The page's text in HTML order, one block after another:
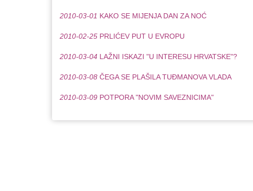
2010-03-01 KAKO SE MIJENJA DAN ZA NOĆ
2010-02-25 PRLIĆEV PUT U EVROPU
2010-03-04 LAŽNI ISKAZI "U INTERESU HRVATSKE"?
2010-03-08 ČEGA SE PLAŠILA TUĐMANOVA VLADA
2010-03-09 POTPORA "NOVIM SAVEZNICIMA"